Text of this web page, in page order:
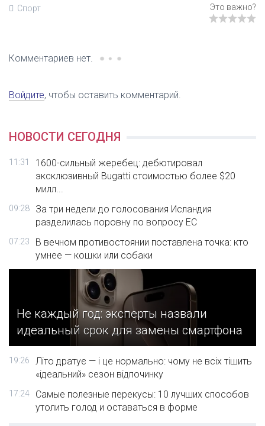
Спорт
Комментариев нет.
Войдите, чтобы оставить комментарий.
НОВОСТИ СЕГОДНЯ
11:31
1600-сильный жеребец: дебютировал
эксклюзивный Bugatti стоимостью более $20
милл...
09:28
За три недели до голосования Исландия
разделилась поровну по вопросу ЕС
07:23
В вечном противостоянии поставлена точка: кто
умнее — кошки или собаки
Не каждый год: эксперты назвали
идеальный срок для замены смартфона
19:26
Літо дратує — і це нормально: чому не всіх тішить
«ідеальний» сезон відпочинку
17:24
Самые полезные перекусы: 10 лучших способов
утолить голод и оставаться в форме